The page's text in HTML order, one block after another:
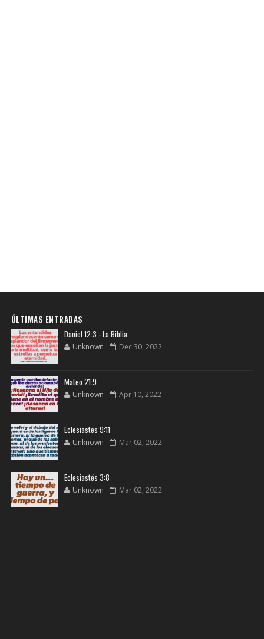
ÚLTIMAS ENTRADAS
Daniel 12:3 - La Biblia
Unknown Dec 30, 2022
Mateo 21:9
Unknown Apr 10, 2022
Eclesiastés 9:11
Unknown Mar 02, 2022
Eclesiastés 3:8
Unknown Mar 02, 2022